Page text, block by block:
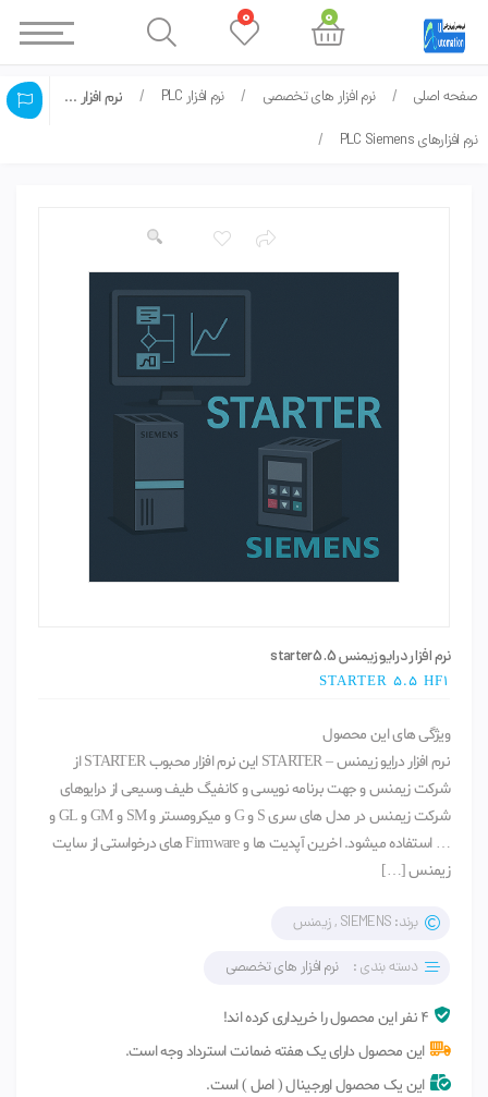
صفحه اصلی نرم افزار های تخصصی
نرم افزار PLC
نرم افزارهای PLC Siemens
نرم افزار درایو زیمنس starter5.5
نرم افزار درایو زیمنس starter5.5
STARTER 5.5 HF1
ویژگی های این محصول
نرم افزار درایو زیمنس – STARTER این نرم افزار محبوب STARTER از
شرکت زیمنس و جهت برنامه نویسی و کانفیگ طیف وسیعی از درایوهای
شرکت زیمنس در مدل های سری S و G و میکرومستر و SM و GM و GL و
… استفاده میشود. اخرین آپدیت ها و Firmware های درخواستی از سایت
زیمنس […]
برند: SIEMENS , زیمنس
دسته بندی :
نرم افزار های تخصصی
4 نفر این محصول را خریداری کرده اند!
این محصول دارای یک هفته ضمانت استرداد وجه است.
این یک محصول اورجینال ( اصل ) است.
0
0